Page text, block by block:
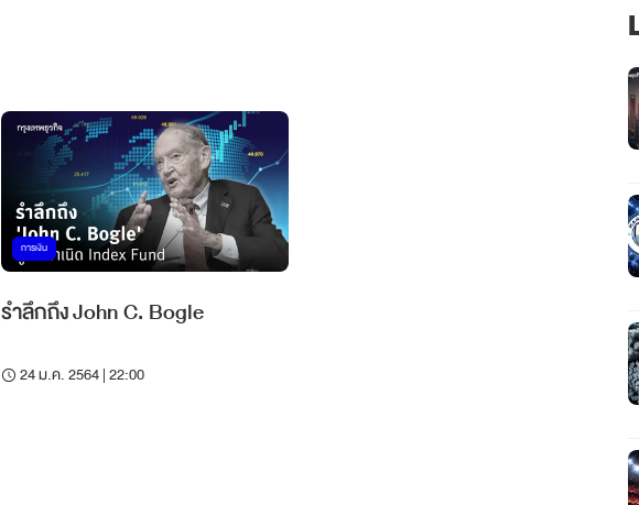
การเงิน
รำลึกถึง John C. Bogle
24 ม.ค. 2564 | 22:00